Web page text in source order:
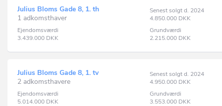
Julius Bloms Gade 8, 1. th
1 adkomsthaver
Senest solgt d. 2024
4.850.000 DKK
Ejendomsværdi
3.439.000 DKK
Grundværdi
2.215.000 DKK
Julius Bloms Gade 8, 1. tv
2 adkomsthavere
Senest solgt d. 2024
4.950.000 DKK
Ejendomsværdi
5.014.000 DKK
Grundværdi
3.553.000 DKK